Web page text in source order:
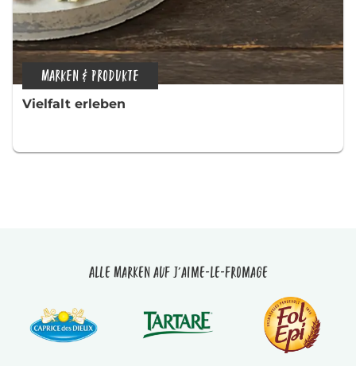
MARKEN & PRODUKTE
Vielfalt erleben
Alle Marken auf J'aime-le-fromage